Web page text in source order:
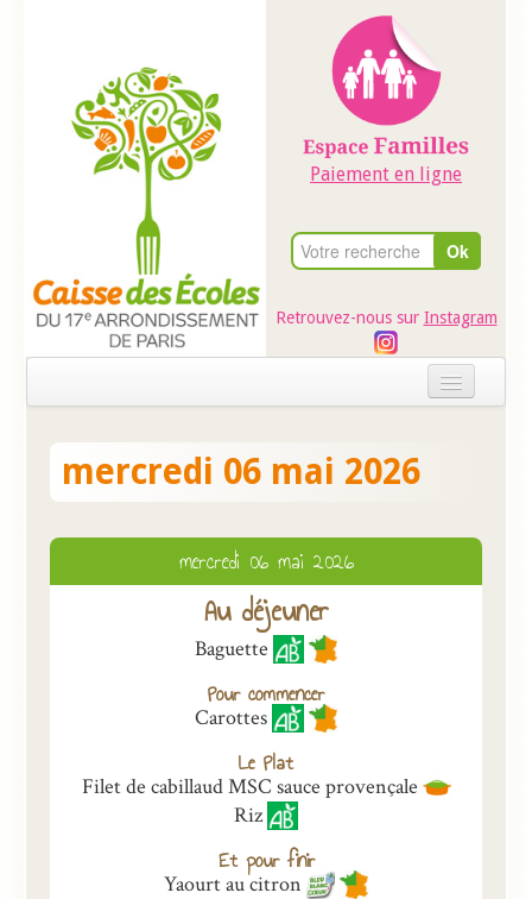
Paiement en ligne
Retrouvez-nous sur Instagram
Evénements
Présentation
Inscriptions et tarifs
Qualité
Menus
Recrutement
Nous contacter
mercredi 06 mai 2026
mercredi 06 mai 2026
Au déjeuner
Baguette
Pour commencer
Carottes
Le Plat
Filet de cabillaud MSC sauce provençale
Riz
Et pour finir
Yaourt au citron